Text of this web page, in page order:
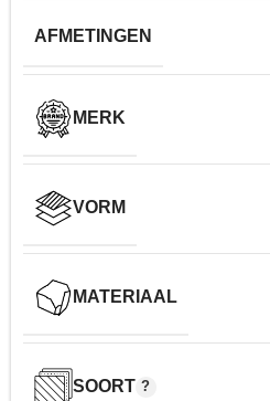
AFMETINGEN
MERK
VORM
MATERIAAL
SOORT